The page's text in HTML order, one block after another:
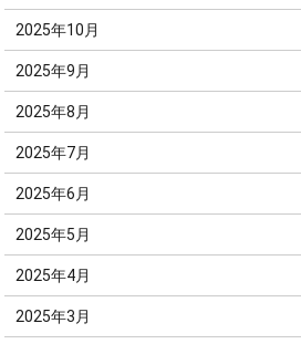
2025年10月
2025年9月
2025年8月
2025年7月
2025年6月
2025年5月
2025年4月
2025年3月